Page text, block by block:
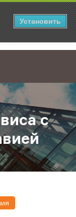
Установить
сервиса c
c